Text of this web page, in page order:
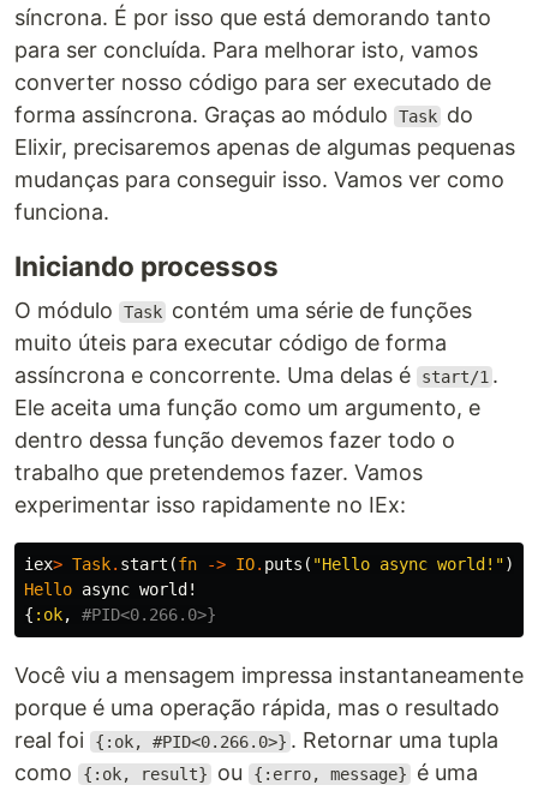
síncrona. É por isso que está demorando tanto
para ser concluída. Para melhorar isto, vamos
converter nosso código para ser executado de
forma assíncrona. Graças ao módulo
Task do
Elixir, precisaremos apenas de algumas pequenas
mudanças para conseguir isso. Vamos ver como
funciona.
Iniciando processos
O módulo Task contém uma série de funções
muito úteis para executar código de forma
assíncrona e concorrente. Uma delas é
start/1 .
Ele aceita uma função como um argumento, e
dentro dessa função devemos fazer todo o
trabalho que pretendemos fazer. Vamos
experimentar isso rapidamente no IEx:
iex> Task. start (fn -> IO. puts ( "Hello async world!")
Hello async world!
{ :ok, #PID<0.266.0>}
Você viu a mensagem impressa instantaneamente
porque é uma operação rápida, mas o resultado
real foi
{:ok, #PID<0.266.0>} . Retornar uma tupla
como
{:ok, result} ou {:erro, message}
é uma